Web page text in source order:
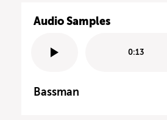
Audio Samples
0:13
Bassman